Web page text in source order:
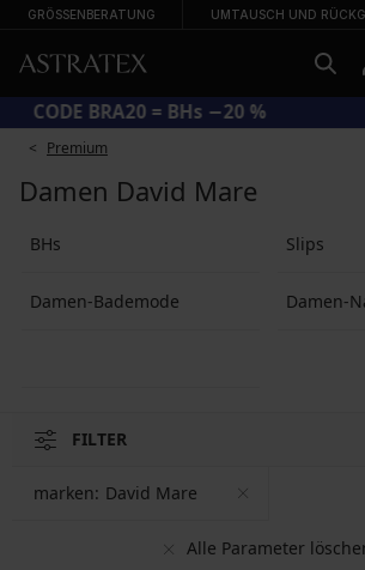
GRÖSSENBERATUNG UMTAUSCH UND
CODE BRA20 = BHs −20
Premium
Damen David Mare
BHs Slips
Damen-Bademode Damen-
FILTER
Alle Parameter
marken: David Mare